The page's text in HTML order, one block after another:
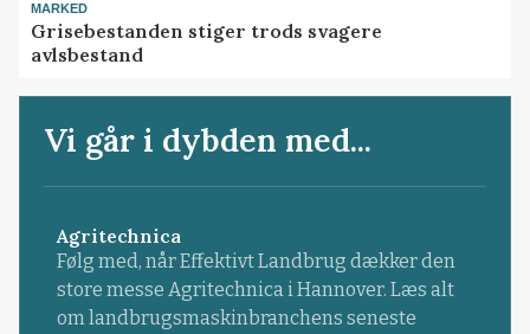
MARKED
Grisebestanden stiger trods svagere
avlsbestand
Vi går i dybden med...
Agritechnica
Følg med, når Effektivt Landbrug dækker den
store messe Agritechnica i Hannover. Læs alt
om landbrugsmaskinbranchens seneste